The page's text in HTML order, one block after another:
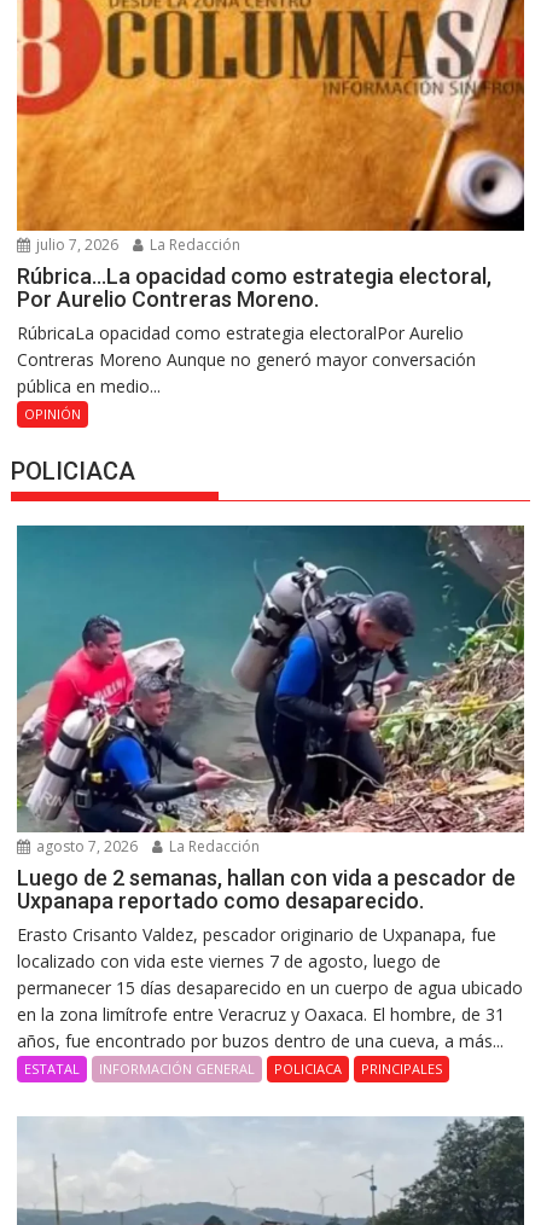
julio 7, 2026 La Redacción
Rúbrica…La opacidad como estrategia electoral,
Por Aurelio Contreras Moreno.
RúbricaLa opacidad como estrategia electoralPor Aurelio
Contreras Moreno Aunque no generó mayor conversación
pública en medio...
OPINIÓN
POLICIACA
agosto 7, 2026 La Redacción
Luego de 2 semanas, hallan con vida a pescador de
Uxpanapa reportado como desaparecido.
Erasto Crisanto Valdez, pescador originario de Uxpanapa, fue
localizado con vida este viernes 7 de agosto, luego de
permanecer 15 días desaparecido en un cuerpo de agua ubicado
en la zona limítrofe entre Veracruz y Oaxaca. El hombre, de 31
años, fue encontrado por buzos dentro de una cueva, a más...
ESTATAL INFORMACIÓN GENERAL POLICIACA PRINCIPALES